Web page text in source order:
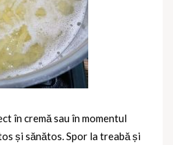
în cremă sau în momentul
și sănătos. Spor la treabă și